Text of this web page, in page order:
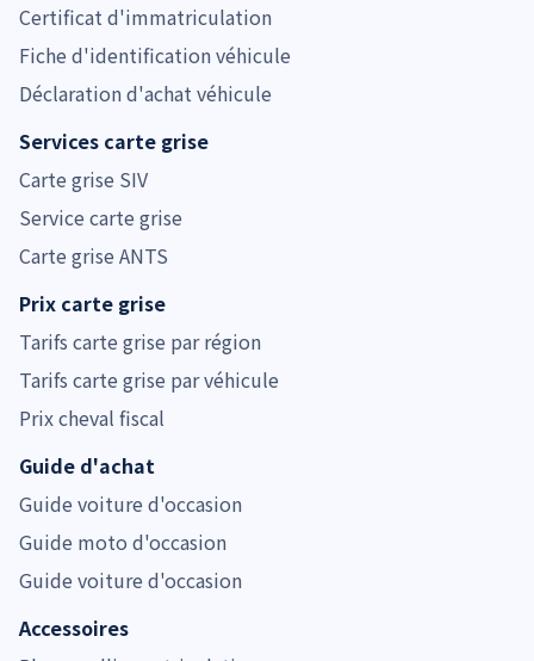
Certificat d'immatriculation
Fiche d'identification véhicule
Déclaration d'achat véhicule
Services carte grise
Carte grise SIV
Service carte grise
Carte grise ANTS
Prix carte grise
Tarifs carte grise par région
Tarifs carte grise par véhicule
Prix cheval fiscal
Guide d'achat
Guide voiture d'occasion
Guide moto d'occasion
Guide voiture d'occasion
Accessoires